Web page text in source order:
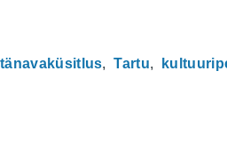
tänavaküsitlus Tartu